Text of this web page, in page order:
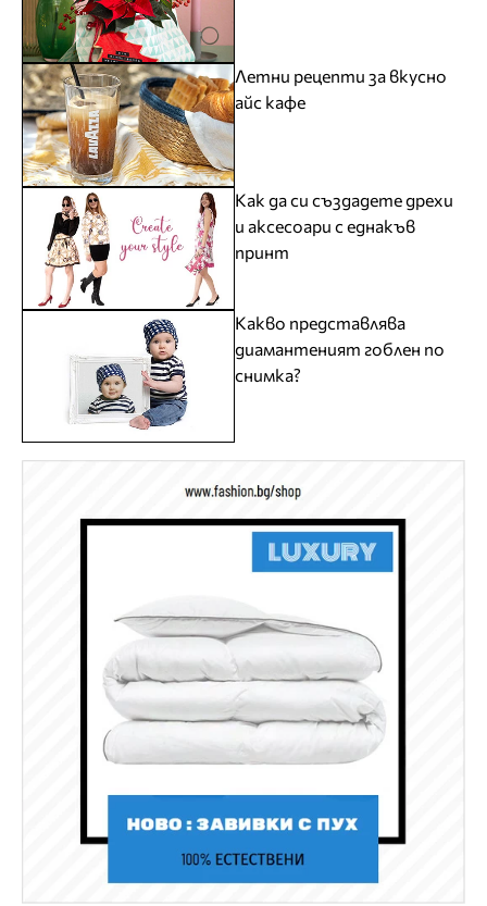
Летни рецепти за вкусно
айс кафе
Как да си създадете дрехи
и аксесоари с еднакъв
принт
Какво представлява
диамантеният гоблен по
снимка?